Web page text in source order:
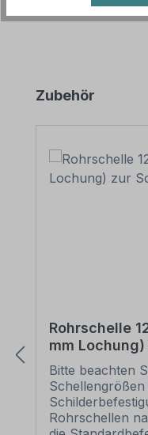
Produktgalerie
Zubehör
Rohrschelle
mm
Bitte beachten
Rohrschellen